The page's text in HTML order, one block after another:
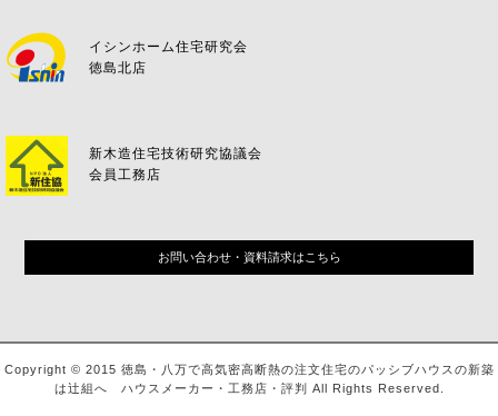
イシンホーム住宅研究会
徳島北店
新木造住宅技術研究協議会
会員工務店
お問い合わせ・資料請求はこちら
Copyright © 2015 徳島・八万で高気密高断熱の注文住宅のパッシブハウスの新築
は辻組へ ハウスメーカー・工務店・評判 All Rights Reserved.